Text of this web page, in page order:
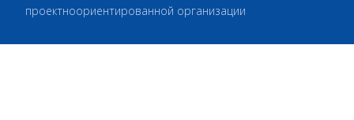
проектноориентированной организации